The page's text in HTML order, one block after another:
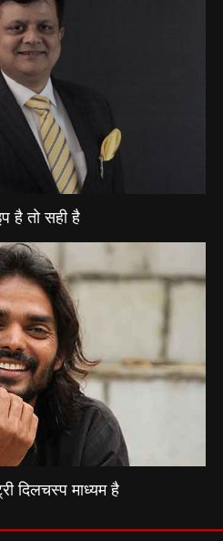
है तो सही है
दिलचस्प माध्यम है